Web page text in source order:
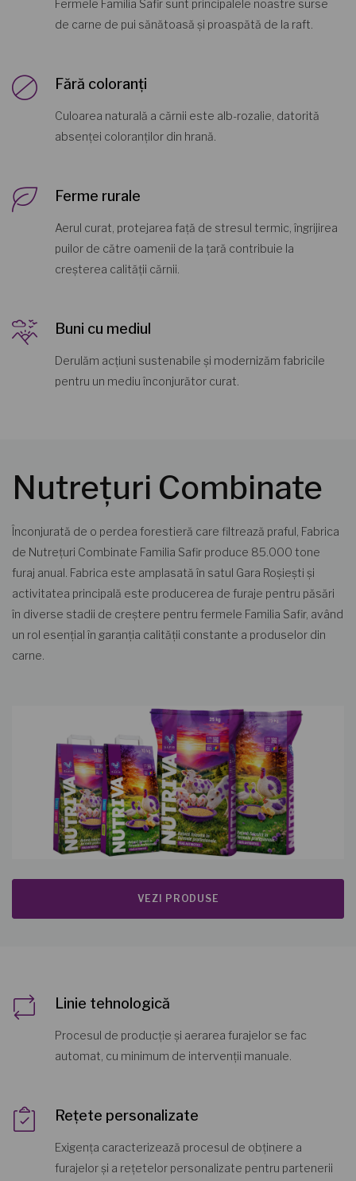
Fermele Familia Safir sunt principalele noastre surse
de carne de pui sănătoasă și proaspătă de la raft.
Fără coloranți
Culoarea naturală a cărnii este alb-rozalie, datorită
absenței coloranților din hrană.
Ferme rurale
Aerul curat, protejarea față de stresul termic, îngrijirea
puilor de către oamenii de la țară contribuie la
creșterea calității cărnii.
Buni cu mediul
Derulăm acțiuni sustenabile și modernizăm fabricile
pentru un mediu înconjurător curat.
Nutrețuri Combinate
Înconjurată de o perdea forestieră care filtrează praful, Fabrica
de Nutrețuri Combinate Familia Safir produce 85.000 tone
furaj anual. Fabrica este amplasată în satul Gara Roșiești și
activitatea principală este producerea de furaje pentru păsări
în diverse stadii de creștere pentru fermele Familia Safir, având
un rol esențial în garanția calității constante a produselor din
carne.
VEZI PRODUSE
Linie tehnologică
Procesul de producție și aerarea furajelor se fac
automat, cu minimum de intervenții manuale.
Rețete personalizate
Exigența caracterizează procesul de obținere a
furajelor și a rețetelor personalizate pentru partenerii